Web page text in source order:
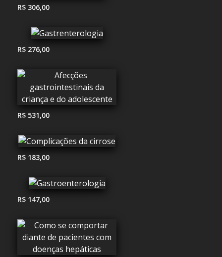
R$ 306,00
R$ 276,00
R$ 531,00
R$ 183,00
R$ 147,00